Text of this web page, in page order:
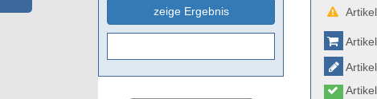
zeige Ergebnis